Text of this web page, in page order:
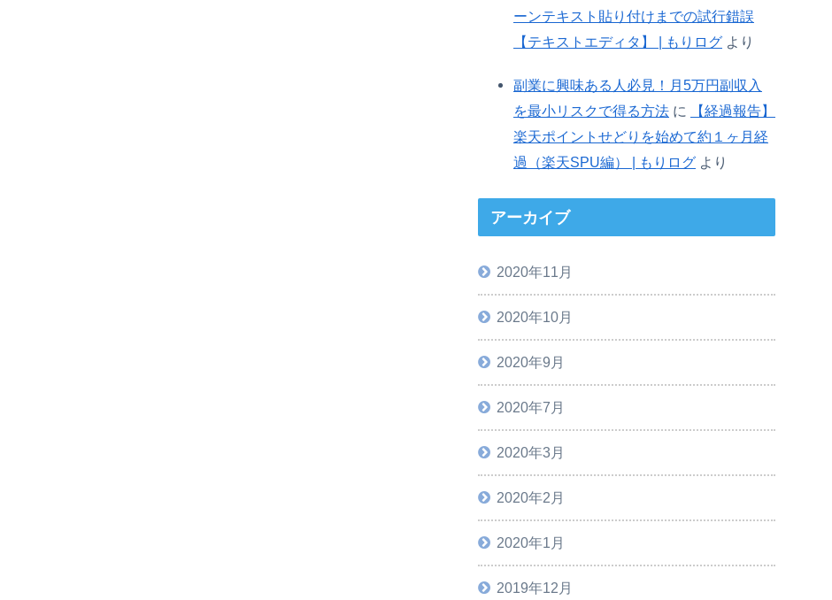
ーンテキスト貼り付けまでの試行錯誤
【テキストエディタ】 | もりログ より
副業に興味ある人必見！月5万円副収入
を最小リスクで得る方法 に
【経過報告】
楽天ポイントせどりを始めて約１ヶ月経
過（楽天SPU編） | もりログ より
アーカイブ
2020年11月
2020年10月
2020年9月
2020年7月
2020年3月
2020年2月
2020年1月
2019年12月